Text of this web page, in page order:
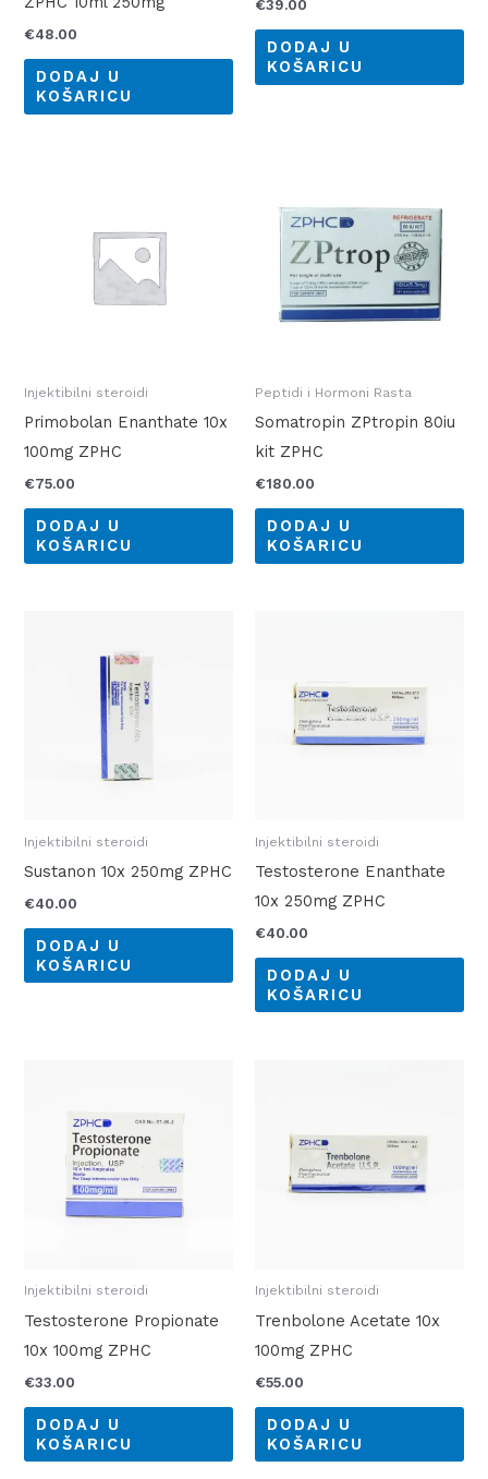
€48.00
DODAJ U
KOŠARICU
€39.00
DODAJ U
KOŠARICU
Injektibilni steroidi
Primobolan Enanthate 10x
100mg ZPHC
€75.00
DODAJ U
KOŠARICU
Peptidi i Hormoni Rasta
Somatropin ZPtropin 80iu
kit ZPHC
€180.00
DODAJ U
KOŠARICU
Injektibilni steroidi
Sustanon 10x 250mg ZPHC
€40.00
DODAJ U
KOŠARICU
Injektibilni steroidi
Testosterone Enanthate
10x 250mg ZPHC
€40.00
DODAJ U
KOŠARICU
Injektibilni steroidi
Testosterone Propionate
10x 100mg ZPHC
€33.00
DODAJ U
KOŠARICU
Injektibilni steroidi
Trenbolone Acetate 10x
100mg ZPHC
€55.00
DODAJ U
KOŠARICU